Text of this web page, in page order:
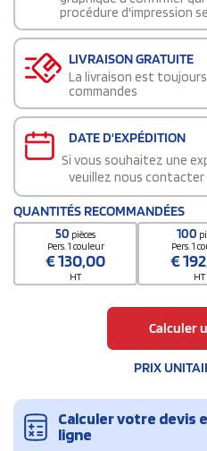
procédure d'impression
LIVRAISON GRATUITE
La livraison est
commandes
DATE D'EXPÉDITION
Si vous souhaitez une
veuillez nous
QUANTITÉS RECOMMANDÉES
50 pièces
Pers. 1 couleur
€130,00
HT
100
Pers. 1
€
HT
Calculer
PRIX
Calculer votre devis
ligne